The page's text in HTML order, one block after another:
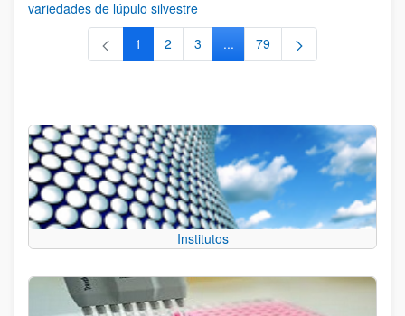
variedades de lúpulo silvestre
Página
1 Página
2 Página
3 ...Páginas intermedias Use TAB
Página
79
Institutos